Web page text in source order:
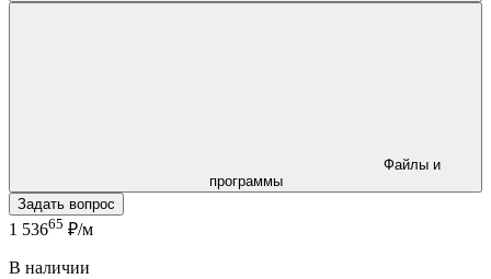
программы
Задать вопрос
1 53665 ₽/м
В наличии